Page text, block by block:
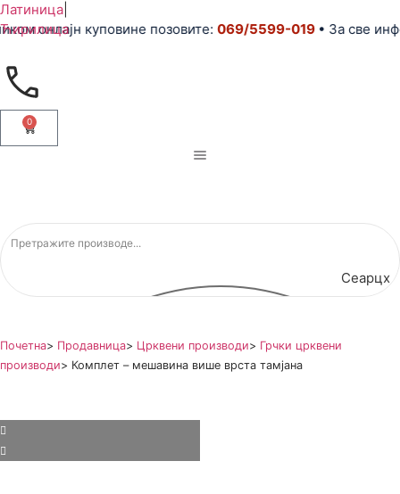
Латиница
Ћирилица
онлајн куповине позовите:069/5599-019• За све
0
Сеарцх
Почетна> Продавница> Црквени производи> Грчки црквени
производи> Комплет – мешавина више врста тамјана